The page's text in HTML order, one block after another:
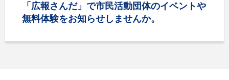
「広報さんだ」で市民活動団体のイベントや
無料体験をお知らせしませんか。